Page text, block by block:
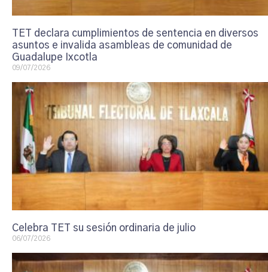
TET declara cumplimientos de sentencia en diversos
asuntos e invalida asambleas de comunidad de
Guadalupe Ixcotla
09/07/2026
Celebra TET su sesión ordinaria de julio
06/07/2026